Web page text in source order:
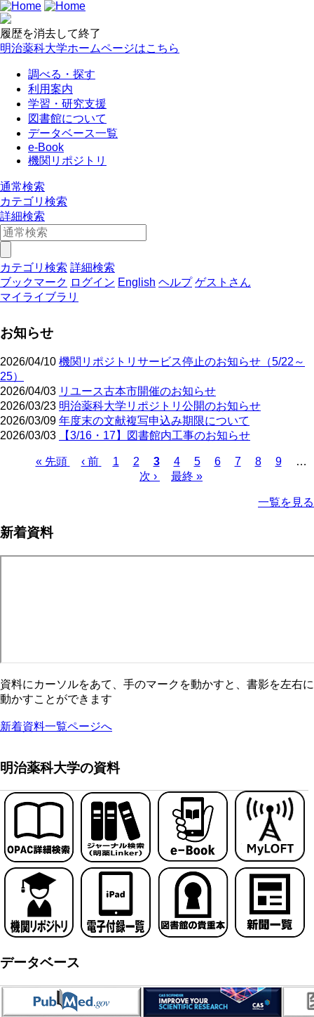
履歴を消去して終了
明治薬科大学ホームページはこちら
調べる・探す
利用案内
学習・研究支援
図書館について
データベース一覧
e-Book
機関リポジトリ
通常検索
カテゴリ検索
詳細検索
カテゴリ検索 詳細検索
ブックマーク ログイン English ヘルプ ゲストさん
マイライブラリ
お知らせ
2026/04/10 機関リポジトリサービス停止のお知らせ（5/22～
25）
2026/04/03 リユース古本市開催のお知らせ
2026/03/23 明治薬科大学リポジトリ公開のお知らせ
2026/03/09 年度末の文献複写申込み期限について
2026/03/03
【3/16・17】図書館内工事のお知らせ
り
先
« 先頭
前
‹ 前
ペ
1
ペ
ー
2
カ
レ
3
ペ
ー
4
ペ
ー
5
ペ
6
ペ
7
ペ
8
ペ
9
…
次
次 ›
最
最終 »
一覧を見る
新着資料
資料にカーソルをあて、手のマークを動かすと、書影を左右に
動かすことができます
新着資料一覧ページへ
明治薬科大学の資料
データベース